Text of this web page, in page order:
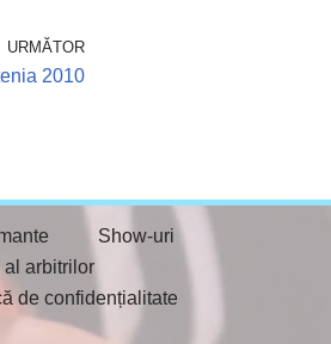
URMĂTOR
2010
Show-uri
arbitrilor
de confidențialitate